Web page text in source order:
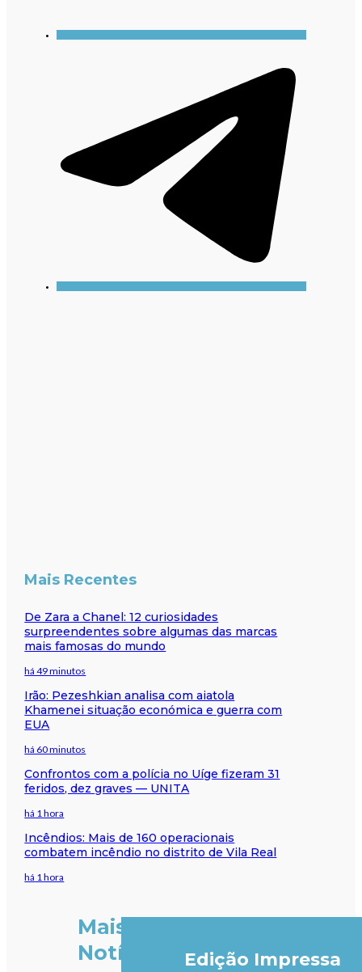
Mais Recentes
De Zara a Chanel: 12 curiosidades
surpreendentes sobre algumas das marcas
mais famosas do mundo
há 49 minutos
Irão: Pezeshkian analisa com aiatola
Khamenei situação económica e guerra com
EUA
há 60 minutos
Confrontos com a polícia no Uíge fizeram 31
feridos, dez graves — UNITA
há 1 hora
Incêndios: Mais de 160 operacionais
combatem incêndio no distrito de Vila Real
há 1 hora
Mais
Notícias
Edição Impressa